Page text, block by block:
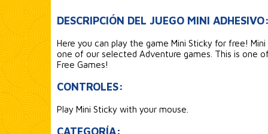
DESCRIPCIÓN DEL JUEGO MINI
Here you can play the game Mini Sticky for free! Mini
one of our selected Adventure games. This is one
Free Games!
CONTROLES:
Play Mini Sticky with your mouse.
CATEGORÍA: